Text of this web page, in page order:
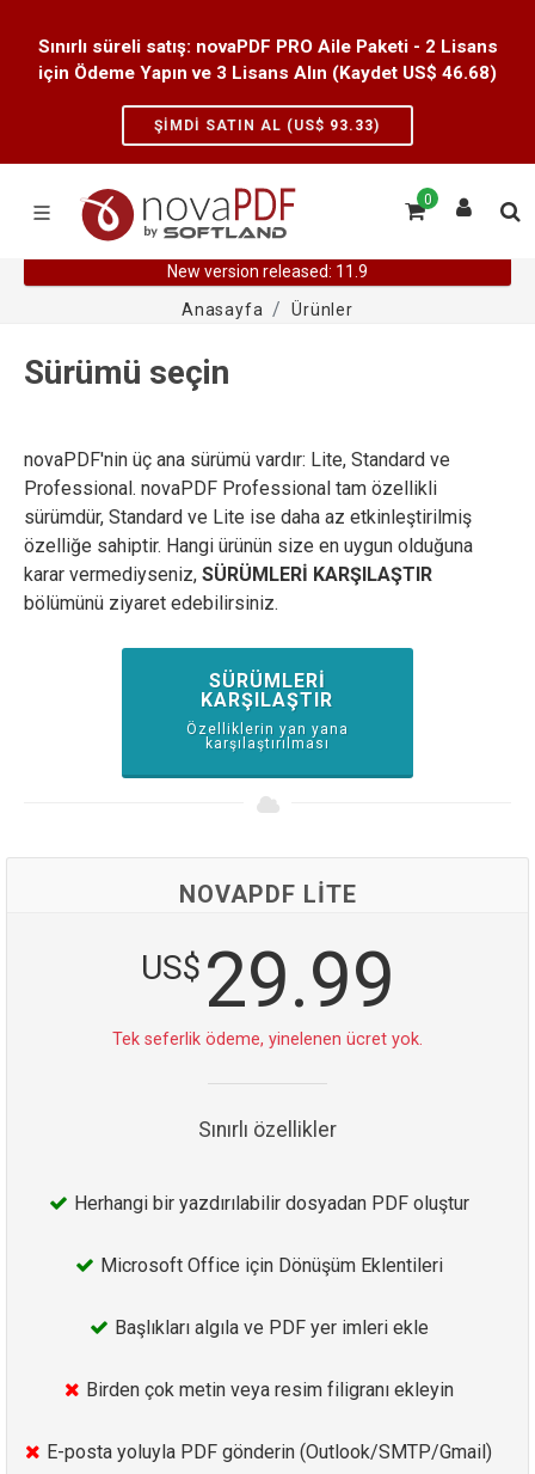
Sınırlı süreli satış: novaPDF PRO Aile Paketi - 2 Lisans
için Ödeme Yapın ve 3 Lisans Alın (Kaydet US$ 46.68)
ŞIMDI SATIN AL (US$ 93.33)
0
New version released: 11.9
Anasayfa
Ürünler
Sürümü seçin
novaPDF'nin üç ana sürümü vardır: Lite, Standard ve
Professional. novaPDF Professional tam özellikli
sürümdür, Standard ve Lite ise daha az etkinleştirilmiş
özelliğe sahiptir. Hangi ürünün size en uygun olduğuna
karar vermediyseniz, SÜRÜMLERİ KARŞILAŞTIR
bölümünü ziyaret edebilirsiniz.
SÜRÜMLERI
KARŞILAŞTIR
Özelliklerin yan yana
karşılaştırılması
NOVAPDF LITE
US$ 29.99
Tek seferlik ödeme, yinelenen ücret yok.
Sınırlı özellikler
Herhangi bir yazdırılabilir dosyadan PDF oluştur
Microsoft Office için Dönüşüm Eklentileri
Başlıkları algıla ve PDF yer imleri ekle
Birden çok metin veya resim filigranı ekleyin
E-posta yoluyla PDF gönderin (Outlook/SMTP/Gmail)